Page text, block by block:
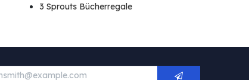
3 Sprouts Bücherregale